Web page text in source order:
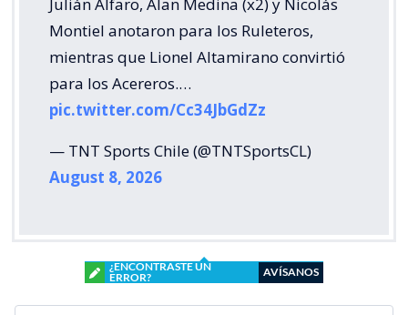
Julián Alfaro, Alan Medina (x2) y Nicolás
Montiel anotaron para los Ruleteros,
mientras que Lionel Altamirano convirtió
para los Acereros.…
pic.twitter.com/Cc34JbGdZz
— TNT Sports Chile (@TNTSportsCL)
August 8, 2026
¿ENCONTRASTE UN
ERROR?
AVÍSANOS